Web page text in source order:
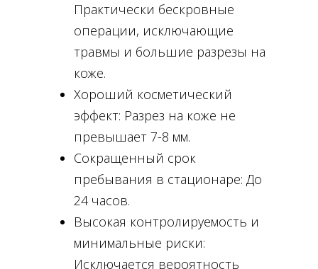
Практически бескровные
операции, исключающие
травмы и большие разрезы на
коже.
Хороший косметический
эффект: Разрез на коже не
превышает 7-8 мм.
Сокращенный срок
пребывания в стационаре: До
24 часов.
Высокая контролируемость и
минимальные риски:
Исключается вероятность